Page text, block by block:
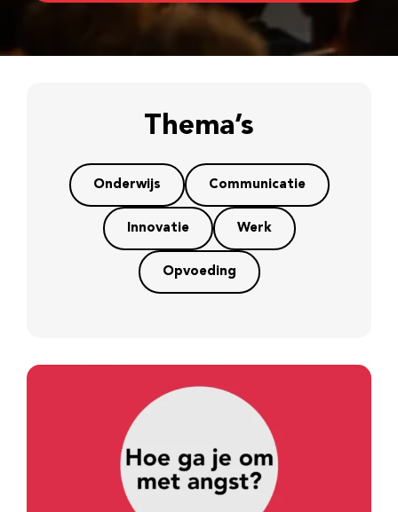
Thema’s
Onderwijs Communicatie
Innovatie Werk
Opvoeding